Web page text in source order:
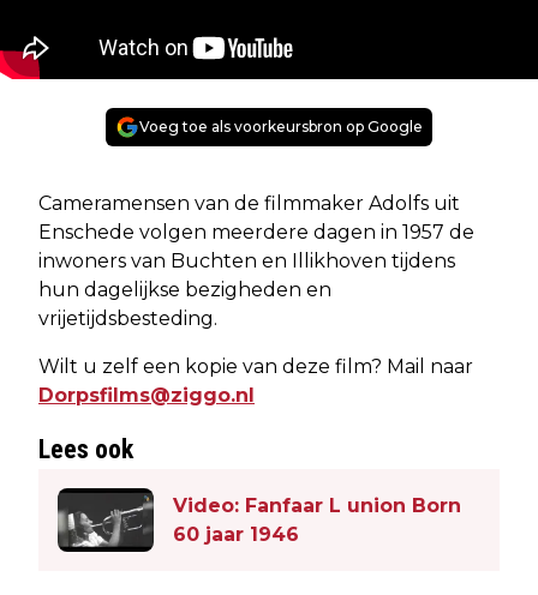
Voeg toe als voorkeursbron op Google
Cameramensen van de filmmaker Adolfs uit
Enschede volgen meerdere dagen in 1957 de
inwoners van Buchten en Illikhoven tijdens
hun dagelijkse bezigheden en
vrijetijdsbesteding.
Wilt u zelf een kopie van deze film? Mail naar
Dorpsfilms@ziggo.nl
Lees ook
Video: Fanfaar L union Born
60 jaar 1946